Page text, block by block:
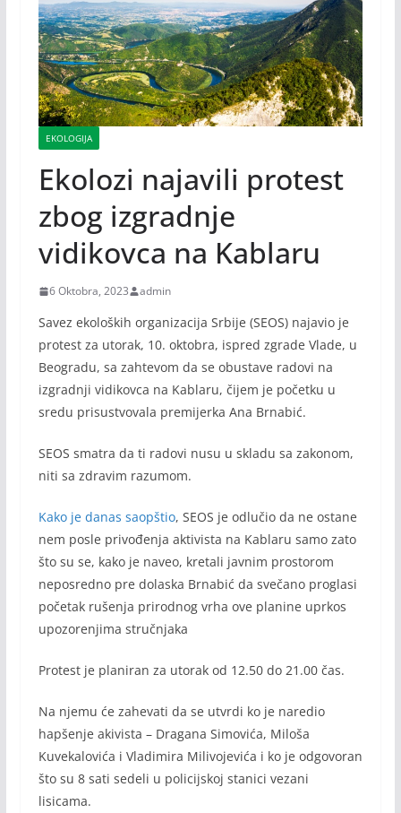
EKOLOGIJA
Ekolozi najavili protest
zbog izgradnje
vidikovca na Kablaru
6 Oktobra, 2023 admin
Savez ekoloških organizacija Srbije (SEOS) najavio je
protest za utorak, 10. oktobra, ispred zgrade Vlade, u
Beogradu, sa zahtevom da se obustave radovi na
izgradnji vidikovca na Kablaru, čijem je početku u
sredu prisustvovala premijerka Ana Brnabić.
SEOS smatra da ti radovi nusu u skladu sa zakonom,
niti sa zdravim razumom.
Kako je danas saopštio, SEOS je odlučio da ne ostane
nem posle privođenja aktivista na Kablaru samo zato
što su se, kako je naveo, kretali javnim prostorom
neposredno pre dolaska Brnabić da svečano proglasi
početak rušenja prirodnog vrha ove planine uprkos
upozorenjima stručnjaka
Protest je planiran za utorak od 12.50 do 21.00 čas.
Na njemu će zahevati da se utvrdi ko je naredio
hapšenje akivista – Dragana Simovića, Miloša
Kuvekalovića i Vladimira Milivojevića i ko je odgovoran
što su 8 sati sedeli u policijskoj stanici vezani
lisicama.